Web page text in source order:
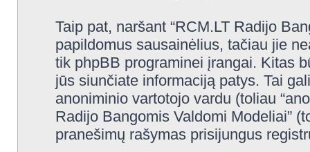
Taip pat, naršant “RCM.LT Radijo
papildomus sausainėlius, tačiau jie
tik phpBB programinei įrangai. Kitas
jūs siunčiate informaciją patys. Tai
anoniminio vartotojo vardu (toliau
Radijo Bangomis Valdomi Modeliai”
pranešimų rašymas prisijungus